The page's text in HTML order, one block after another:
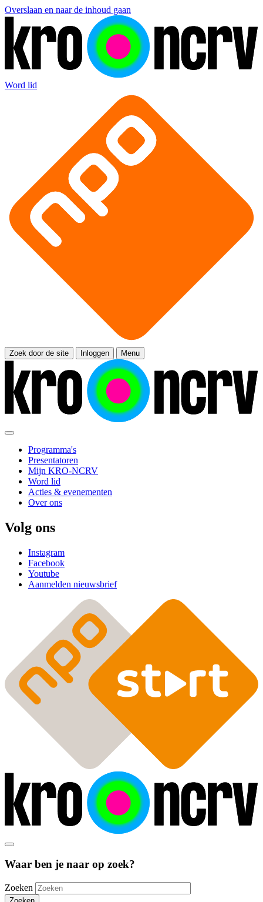
Overslaan en naar de inhoud gaan
Word lid
Zoek door de site Inloggen Menu
Programma's
Presentatoren
Mijn KRO-NCRV
Word lid
Acties & evenementen
Over ons
Volg ons
Instagram
Facebook
Youtube
Aanmelden nieuwsbrief
Waar ben je naar op zoek?
Zoeken